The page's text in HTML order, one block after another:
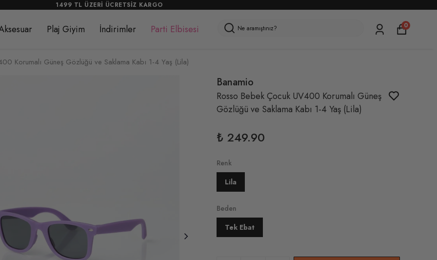
1499 TL ÜZERİ ÜCRETSİZ KARGO
Plaj Giyim İndirimler Parti Elbisesi 0
Korumalı Güneş Gözlüğü ve Saklama Kabı 1-4 Yaş (Lila)
Banamio
Rosso Bebek Çocuk UV400 Korumalı Güneş
Gözlüğü ve Saklama Kabı 1-4 Yaş (Lila)
₺ 249.90
Renk
Lila
Beden
Tek Ebat